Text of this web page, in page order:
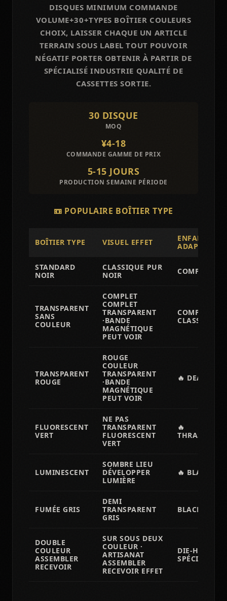
DISQUES MINIMUM COMMANDE
VOLUME+30+TYPES BOÎTIER COULEURS
CHOIX, LAISSER CHAQUE UN ARTICLE
TERRAIN SOUS LABEL TOUT POUVOIR
NÉGATIF PORTER OBTENIR À PARTIR DE
SPÉCIALISÉ INDUSTRIE QUALITÉ DE
CASSETTES SORTIE.
30 DISQUE
MOQ
¥4-18
COMMANDE GAMME DE PRIX
5-15 JOURS
PRODUCTION SEMAINE PÉRIODE
📼 POPULAIRE BOÎTIER TYPE
BOÎTIER TYPE VISUEL EFFET
ENFANT
ADAPTÉ
STANDARD
NOIR
CLASSIQUE PUR
NOIR
COMPLET
TRANSPARENT
SANS
COULEUR
COMPLET
COMPLET
TRANSPARENT
·BANDE
MAGNÉTIQUE
PEUT VOIR
COMPLET
CLASSIQUE
TRANSPARENT
ROUGE
ROUGE
COULEUR
TRANSPARENT
·BANDE
MAGNÉTIQUE
PEUT VOIR
🔥 DEATH/
FLUORESCENT
VERT
NE PAS
TRANSPARENT
FLUORESCENT
VERT
🔥
THRASH/
LUMINESCENT
SOMBRE LIEU
DÉVELOPPER
LUMIÈRE
🔥 BLACK
FUMÉE GRIS
DEMI
TRANSPARENT
GRIS
BLACK
DOUBLE
COULEUR
ASSEMBLER
RECEVOIR
SUR SOUS DEUX
COULEUR ·
ARTISANAT
ASSEMBLER
RECEVOIR EFFET
DIE-HARD/
SPÉCIAL